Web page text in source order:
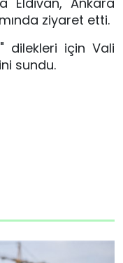
ziyaret etti.
dilekleri için Vali
sundu.